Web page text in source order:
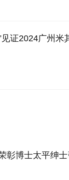
见证2024广州米
彰博士太平绅